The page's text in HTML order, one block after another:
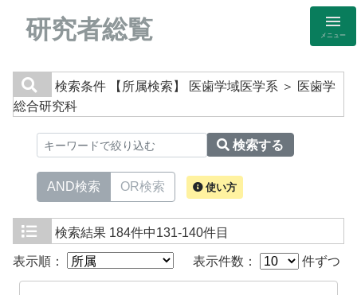
研究者総覧 メニュー
検索条件
【所属検索】 医歯学域医学系 ＞ 医歯学
総合研究科
検索する
AND検索 OR検索 使い方
検索結果 184件中131-140件目
表示順： 表示件数： 件ずつ